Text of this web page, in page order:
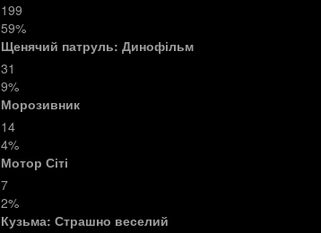
199
59%
Щенячий патруль: Динофільм
31
9%
Морозивник
14
4%
Мотор Сіті
7
2%
Кузьма: Страшно веселий